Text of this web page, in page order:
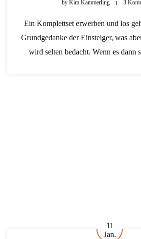
by Kim Kämmerling 3
Ein Komplettset erwerben und los
Grundgedanke der Einsteiger, was
wird selten bedacht. Wenn es dann
11
Jan.